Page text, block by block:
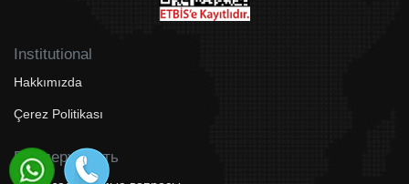
Institutional
Hakkımızda
Çerez Politikası
Поддерживать